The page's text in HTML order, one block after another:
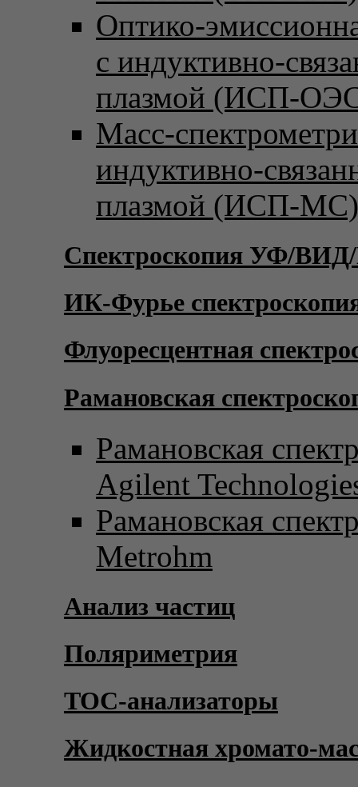
Оптико-
с индуктивно-
плазмой (ИСП-
Масс-
индуктивно-
плазмой (ИСП-МС)
Спектроскопия УФ/
ИК-Фурье
Флуоресцентная
Рамановская
Рамановская
Agilent
Рамановская
Metrohm
Анализ частиц
Поляриметрия
TOC-анализаторы
Жидкостная хромато-